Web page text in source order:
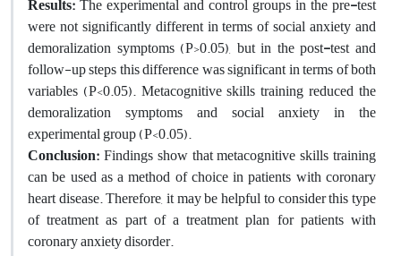
were not significantly different in terms of social anxiety and
demoralization symptoms (P>0.05), but in the post-test and
follow-up steps this difference was significant in terms of both
variables (P<0.05). Metacognitive skills training reduced the
demoralization symptoms and social anxiety in the
experimental group (P<0.05).
Conclusion:Findings show that metacognitive skills training
can be used as a method of choice in patients with coronary
heart disease. Therefore, it may be helpful to consider this type
of treatment as part of a treatment plan for patients with
coronary anxiety disorder.